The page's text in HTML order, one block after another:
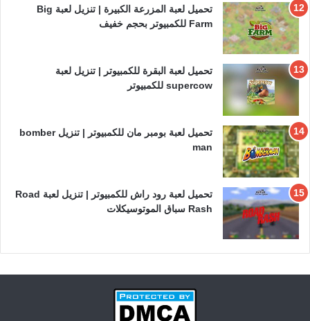
تحميل لعبة المزرعة الكبيرة | تنزيل لعبة Big
Farm للكمبيوتر بحجم خفيف
تحميل لعبة البقرة للكمبيوتر | تنزيل لعبة
supercow للكمبيوتر
تحميل لعبة بومبر مان للكمبيوتر | تنزيل bomber
man
تحميل لعبة رود راش للكمبيوتر | تنزيل لعبة Road
Rash سباق الموتوسيكلات